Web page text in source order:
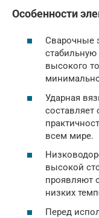
Особенности
Сварочные
стабильную
высокого
Ударная
всем мире.
высокой
проявляют
низких
Перед